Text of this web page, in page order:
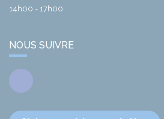
14h00 - 17h00
NOUS SUIVRE
Facebook